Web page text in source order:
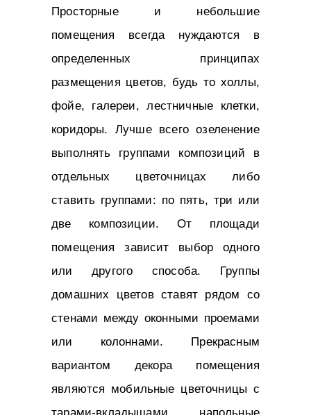
Просторные и небольшие
помещения всегда нуждаются в
определенных принципах
размещения цветов, будь то холлы,
фойе, галереи, лестничные клетки,
коридоры. Лучше всего озеленение
выполнять группами композиций в
отдельных цветочницах либо
ставить группами: по пять, три или
две композиции. От площади
помещения зависит выбор одного
или другого способа. Группы
домашних цветов ставят рядом со
стенами между оконными проемами
или колоннами. Прекрасным
вариантом декора помещения
являются мобильные цветочницы с